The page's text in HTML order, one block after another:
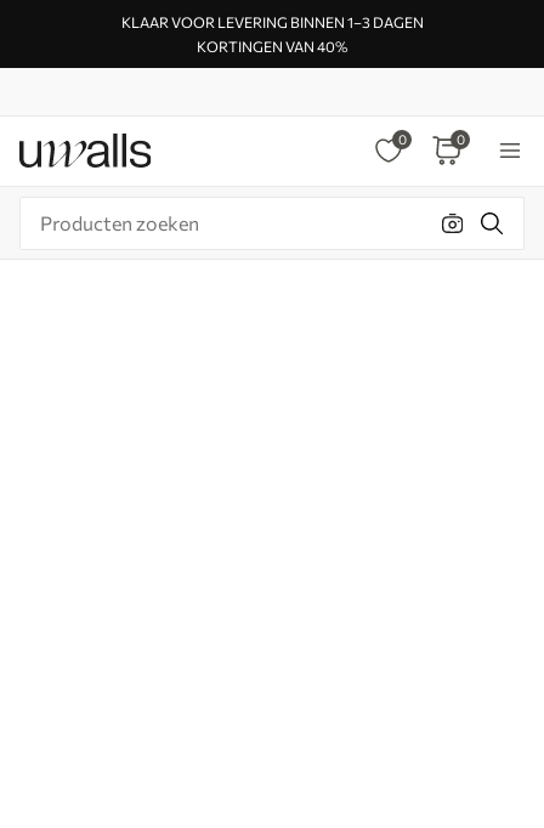
KLAAR VOOR LEVERING BINNEN 1–3 DAGEN
KORTINGEN VAN 40%
0 0